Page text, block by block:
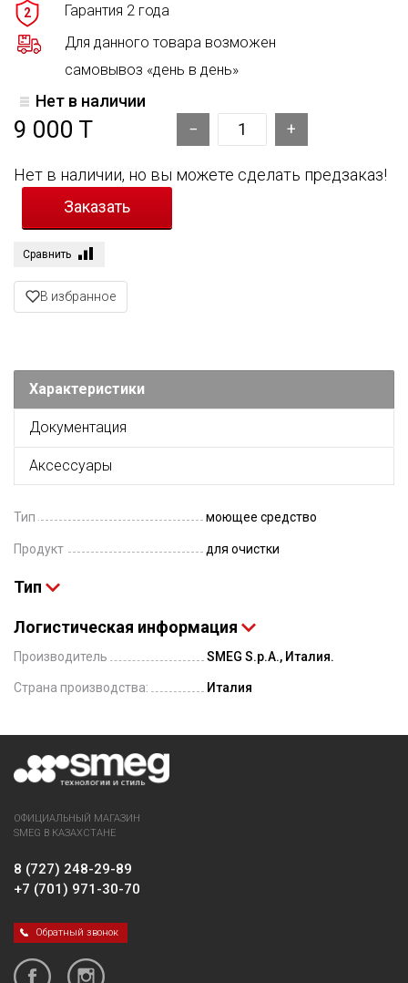
2
Гарантия 2 года
Для данного товара возможен
самовывоз «день в день»
Нет в наличии
9 000 T
Нет в наличии, но вы можете сделать предзаказ!
Сравнить
В избранное
Характеристики
Документация
Аксессуары
Тип моющее средство
Продукт для очистки
Тип
Логистическая информация
Производитель SMEG S.p.A., Италия.
Страна производства: Италия
ОФИЦИАЛЬНЫЙ МАГАЗИН
SMEG В КАЗАХСТАНЕ
8 (727) 248-29-89
+7 (701) 971-30-70
Обратный звонок